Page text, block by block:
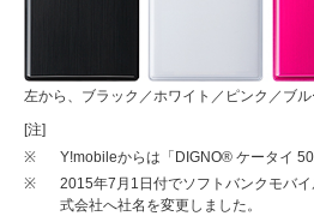
左から、ブラック／ホワイト／ピンク／ブル
[注]
※
Y!mobileからは「DIGNO® ケータイ
※
2015年7月1日付でソフトバンクモバ
式会社へ社名を変更しました。